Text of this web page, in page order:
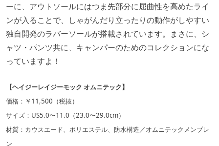
ーに、アウトソールにはつま先部分に屈曲性を高めたライ
ンが入ることで、しゃがんだり立ったりの動作がしやすい
独自開発のラバーソールが搭載されています。まさに、シ
ャツ・パンツ共に、キャンパーのためのコレクションにな
っていますよ！
【ヘイジーレイジーモック オムニテック】
価格：￥11,500（税抜）
サイズ：US5.0〜11.0（23.0〜29.0cm）
材質：カウスエード、ポリエステル、防水構造／オムニテックメンブレ
ン